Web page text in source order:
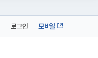
로그인 모바일